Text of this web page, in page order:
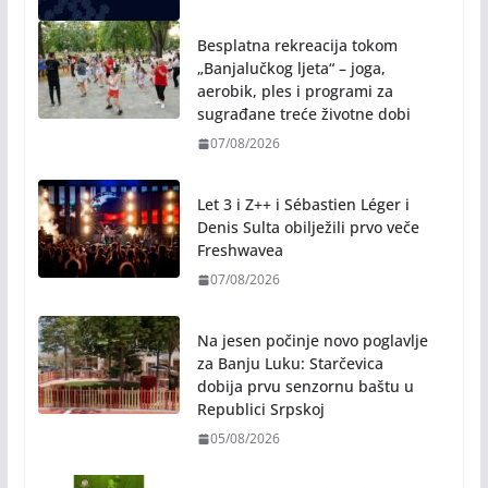
Let 3 i Z++ i Sébastien Léger i
Denis Sulta obilježili prvo veče
Freshwavea
07/08/2026
Na jesen počinje novo poglavlje
za Banju Luku: Starčevica
dobija prvu senzornu baštu u
Republici Srpskoj
Banja Luka domaćin „Vespa
susreta“ od 7. do 9. avgusta
05/08/2026
Banjaluka spremna za tri dana vrhunske muzike i